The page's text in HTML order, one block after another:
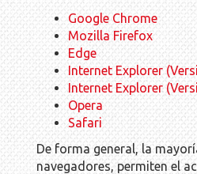
Google Chrome
Mozilla Firefox
Edge
Internet Explorer
Internet Explorer
Opera
Safari
De forma general, la
navegadores, permiten el